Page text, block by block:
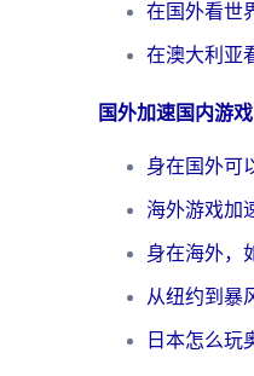
国外加速国内游戏